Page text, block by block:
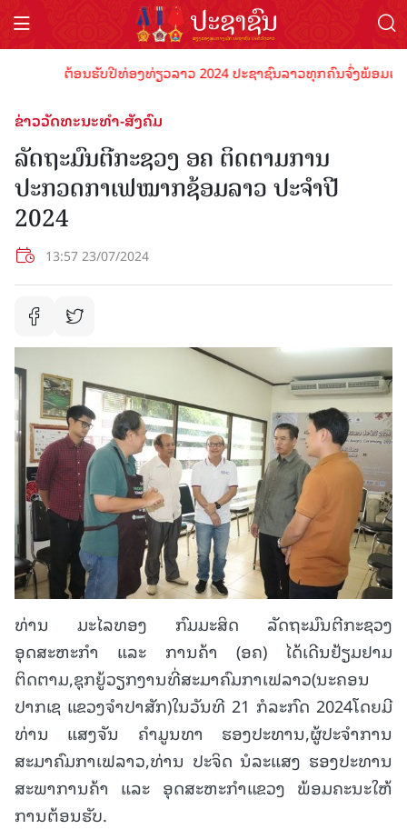
ຕ້ອນຮັບປີທ່ອງທ່ຽວລາວ 2024 ປະຊາຊົນລາວທຸກຄົນຈົ່ງພ້ອມເປັ
ຂ່າວວັດທະນະທຳ-ສັງຄົມ
ລັດຖະມົນຕີກະຊວງ ອຄ ຕິດຕາມການ
ປະກວດກາເຟໝາກຊ້ອມລາວ ປະຈຳປີ
2024
13:57 23/07/2024
ທ່ານ ມະໄລທອງ ກົມມະສິດ ລັດຖະມົນຕີກະຊວງ
ອຸດສະຫະກຳ ແລະ ການຄ້າ (ອຄ) ໄດ້ເດີນຢ້ຽມຢາມ
ຕິດຕາມ,ຊຸກຍູ້ວຽກງານທີ່ສະມາຄົມກາເຟລາວ(ນະຄອນ
ປາກເຊ ແຂວງຈຳປາສັກ)ໃນວັນທີ 21 ກໍລະກົດ 2024ໂດຍມີ
ທ່ານ ແສງຈັນ ຄຳມູນທາ ຮອງປະທານ,ຜູ້ປະຈຳການ
ສະມາຄົມກາເຟລາວ,ທ່ານ ປະຈິດ ນໍລະແສງ ຮອງປະທານ
ສະພາການຄ້າ ແລະ ອຸດສະຫະກຳແຂວງ ພ້ອມຄະນະໃຫ້
ການຕ້ອນຮັບ.